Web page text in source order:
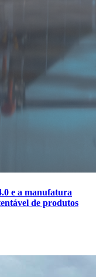
e a manufatura
de produtos